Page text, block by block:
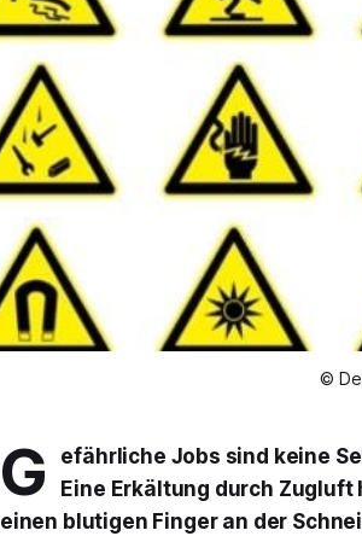
©
G
efährliche Jobs sind keine
Eine Erkältung durch
einen blutigen Finger an der